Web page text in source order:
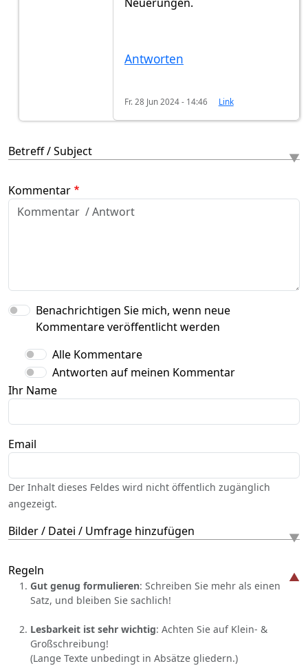
Antworten
Fr. 28 Jun 2024 - 14:46 Link
Betreff / Subject
Kommentar
Benachrichtigen Sie mich, wenn neue
Kommentare veröffentlicht werden
Alle Kommentare
Antworten auf meinen Kommentar
Ihr Name
Email
Der Inhalt dieses Feldes wird nicht öffentlich zugänglich
angezeigt.
Bilder / Datei / Umfrage hinzufügen
Regeln
Gut genug formulieren: Schreiben Sie mehr als einen
Satz, und bleiben Sie sachlich!
Lesbarkeit ist sehr wichtig: Achten Sie auf Klein- &
Großschreibung!
(Lange Texte unbedingt in Absätze gliedern.)